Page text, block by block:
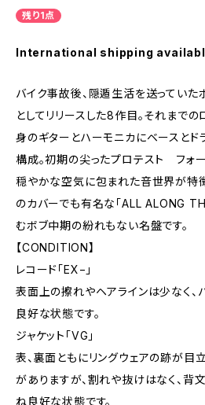
残り1点
International shipping
バイク事故後、隠遁生活を送ってい
としてリリースした8作目。それまでの
身のギターとハーモニカにベースとド
構成。初期の尖ったプロテスト フォ
穏やかな空気に包まれた音世界が特徴
のカバーでも有名な「ALL ALONG
むボブ中期の紛れもない名盤です。
【CONDITION】
レコード「EX−」
表面上の擦れやヘアラインは少なく、
良好な状態です。
ジャケット「VG」
表、裏面ともにリングウェアの跡が目
がありますが、割れや抜けはなく、背
ね良好な状態です。